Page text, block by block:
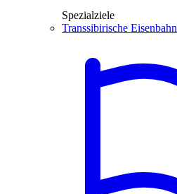
Spezialziele
Transsibirische Eisenbahn